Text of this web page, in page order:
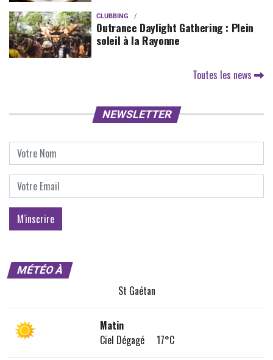
CLUBBING
Outrance Daylight Gathering : Plein
soleil à la Rayonne
Toutes les news
NEWSLETTER
MÉTÉO À
St Gaétan
Matin
Ciel Dégagé 17°C